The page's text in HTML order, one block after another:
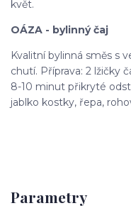
květ.
OÁZA - bylinný čaj
Kvalitní bylinná směs s
chutí. Příprava: 2 lžičky
8-10 minut přikryté
jablko kostky, řepa,
Parametry